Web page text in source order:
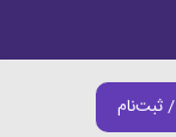
ثبت‌نام